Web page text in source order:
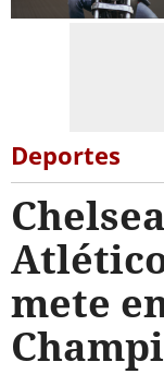
Deportes
mete